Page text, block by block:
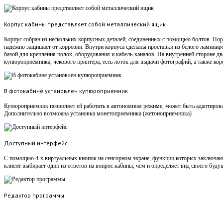
Корпус кабины представляет собой металлический ящик
Корпус собран из нескольких корпусных деталей, соединенных с помощью болтов.
надежно защищает от коррозии. Внутри корпуса сделаны проставки из белого
базой для крепления полок, оборудования и кабель-каналов. На внутренней стороне
купюроприемника, чекового принтера, есть лоток для выдачи фотографий, а также
В фотокабине установлен купюроприемник
Купюроприемник позволяет ей работать в автономном режиме, может быть
Дополнительно возможна установка монетоприемника (жетоноприемника)
Доступный интерфейс
С помощью 4-х виртуальных кнопок на сенсорном экране, функции которых
клиент выбирает один из ответов на вопрос кабины, чем и определяет вид своего
Редактор программы